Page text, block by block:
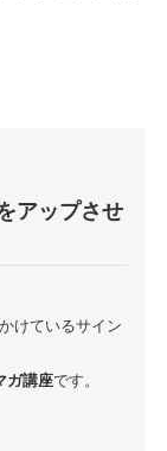
アップさせ
けているサイン
ガ講座です。